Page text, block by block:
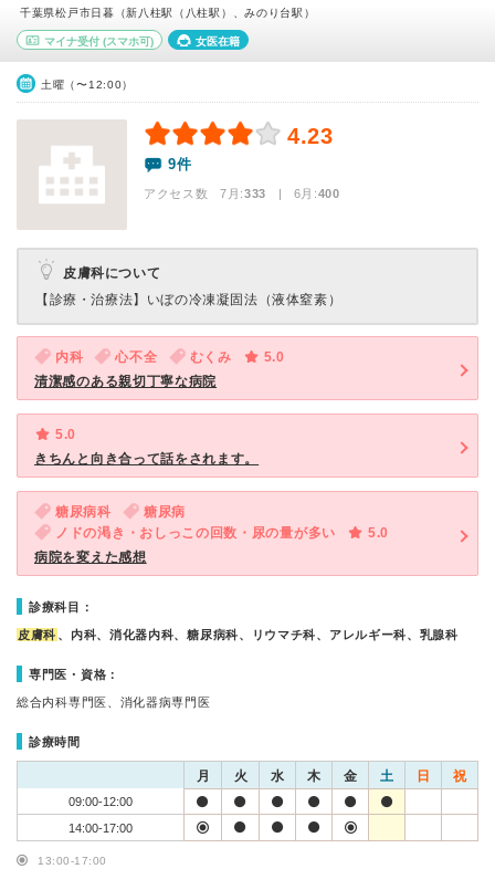
千葉県松戸市日暮（新八柱駅（八柱駅）、みのり台駅）
マイナ受付 (スマホ可) 女医在籍
土曜（〜12:00）
4.23
9件
アクセス数 7月:333 | 6月:400
皮膚科について
【診療・治療法】 いぼの冷凍凝固法（液体窒素）
内科 心不全 むくみ
5.0
清潔感のある親切丁寧な病院
5.0
きちんと向き合って話をされます。
糖尿病科
糖尿病
ノドの渇き・おしっこの回数・尿の量が多い
5.0
病院を変えた感想
診療科目：
皮膚科 、内科、消化器内科、糖尿病科、リウマチ科、アレルギー科、乳腺科
専門医・資格：
総合内科専門医、消化器病専門医
診療時間
月 火 水 木 金 土 日 祝
09:00-12:00
14:00-17:00
13:00-17:00